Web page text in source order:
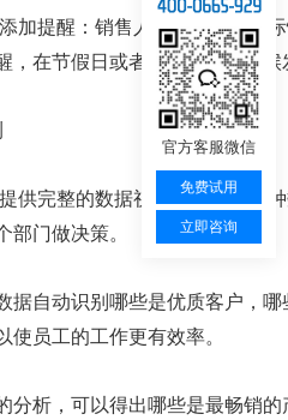
加提醒：销售人员可以结合实
，在节假日或者客户生日的时
供完整的数据视图，可以将多
部门做决策。
据自动识别哪些是优质客户，
员工的工作更有效率。
分析，可以得出哪些是最畅销
官方客服微信
免费试用
立即咨询